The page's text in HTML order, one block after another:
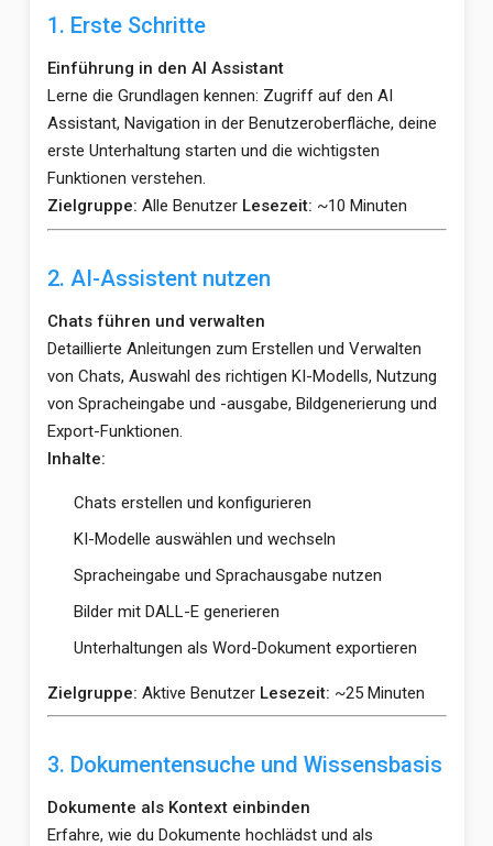
1. Erste Schritte
Einführung in den AI Assistant
Lerne die Grundlagen kennen: Zugriff auf den AI
Assistant, Navigation in der Benutzeroberfläche, deine
erste Unterhaltung starten und die wichtigsten
Funktionen verstehen.
Zielgruppe: Alle Benutzer Lesezeit: ~10 Minuten
2. AI-Assistent nutzen
Chats führen und verwalten
Detaillierte Anleitungen zum Erstellen und Verwalten
von Chats, Auswahl des richtigen KI-Modells, Nutzung
von Spracheingabe und -ausgabe, Bildgenerierung und
Export-Funktionen.
Inhalte:
Chats erstellen und konfigurieren
KI-Modelle auswählen und wechseln
Spracheingabe und Sprachausgabe nutzen
Bilder mit DALL-E generieren
Unterhaltungen als Word-Dokument exportieren
Zielgruppe: Aktive Benutzer Lesezeit: ~25 Minuten
3. Dokumentensuche und Wissensbasis
Dokumente als Kontext einbinden
Erfahre, wie du Dokumente hochlädst und als